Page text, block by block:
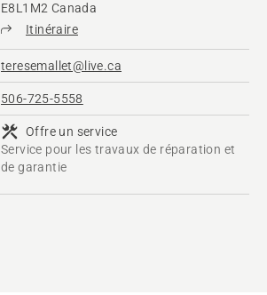
E8L1M2 Canada
Itinéraire
teresemallet@live.ca
506-725-5558
Offre un service
Service pour les travaux de réparation et
de garantie